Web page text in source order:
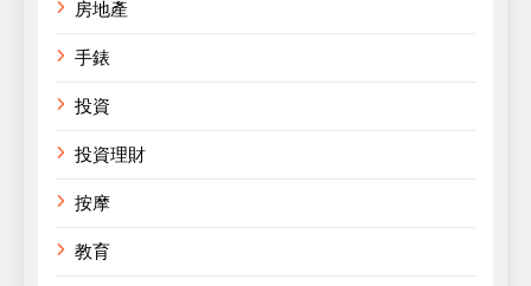
房地產
手錶
投資
投資理財
按摩
教育